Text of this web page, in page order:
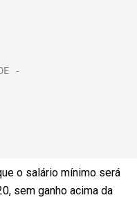
o salário mínimo será
sem ganho acima da